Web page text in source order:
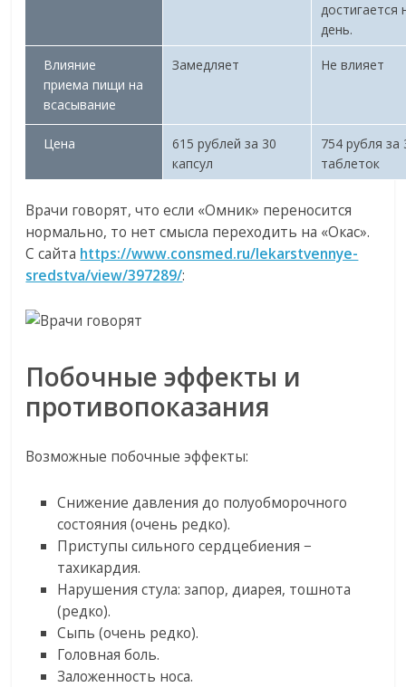
достигается
день.
Влияние
приема пищи на
всасывание
Замедляет Не влияет
Цена
615 рублей за 30
капсул
754 рубля за
таблеток
Врачи говорят, что если «Омник» переносится
нормально, то нет смысла переходить на «Окас».
С сайта https://www.consmed.ru/lekarstvennye-
sredstva/view/397289/:
Побочные эффекты и
противопоказания
Возможные побочные эффекты:
Снижение давления до полуобморочного
состояния (очень редко).
Приступы сильного сердцебиения −
тахикардия.
Нарушения стула: запор, диарея, тошнота
(редко).
Сыпь (очень редко).
Головная боль.
Заложенность носа.